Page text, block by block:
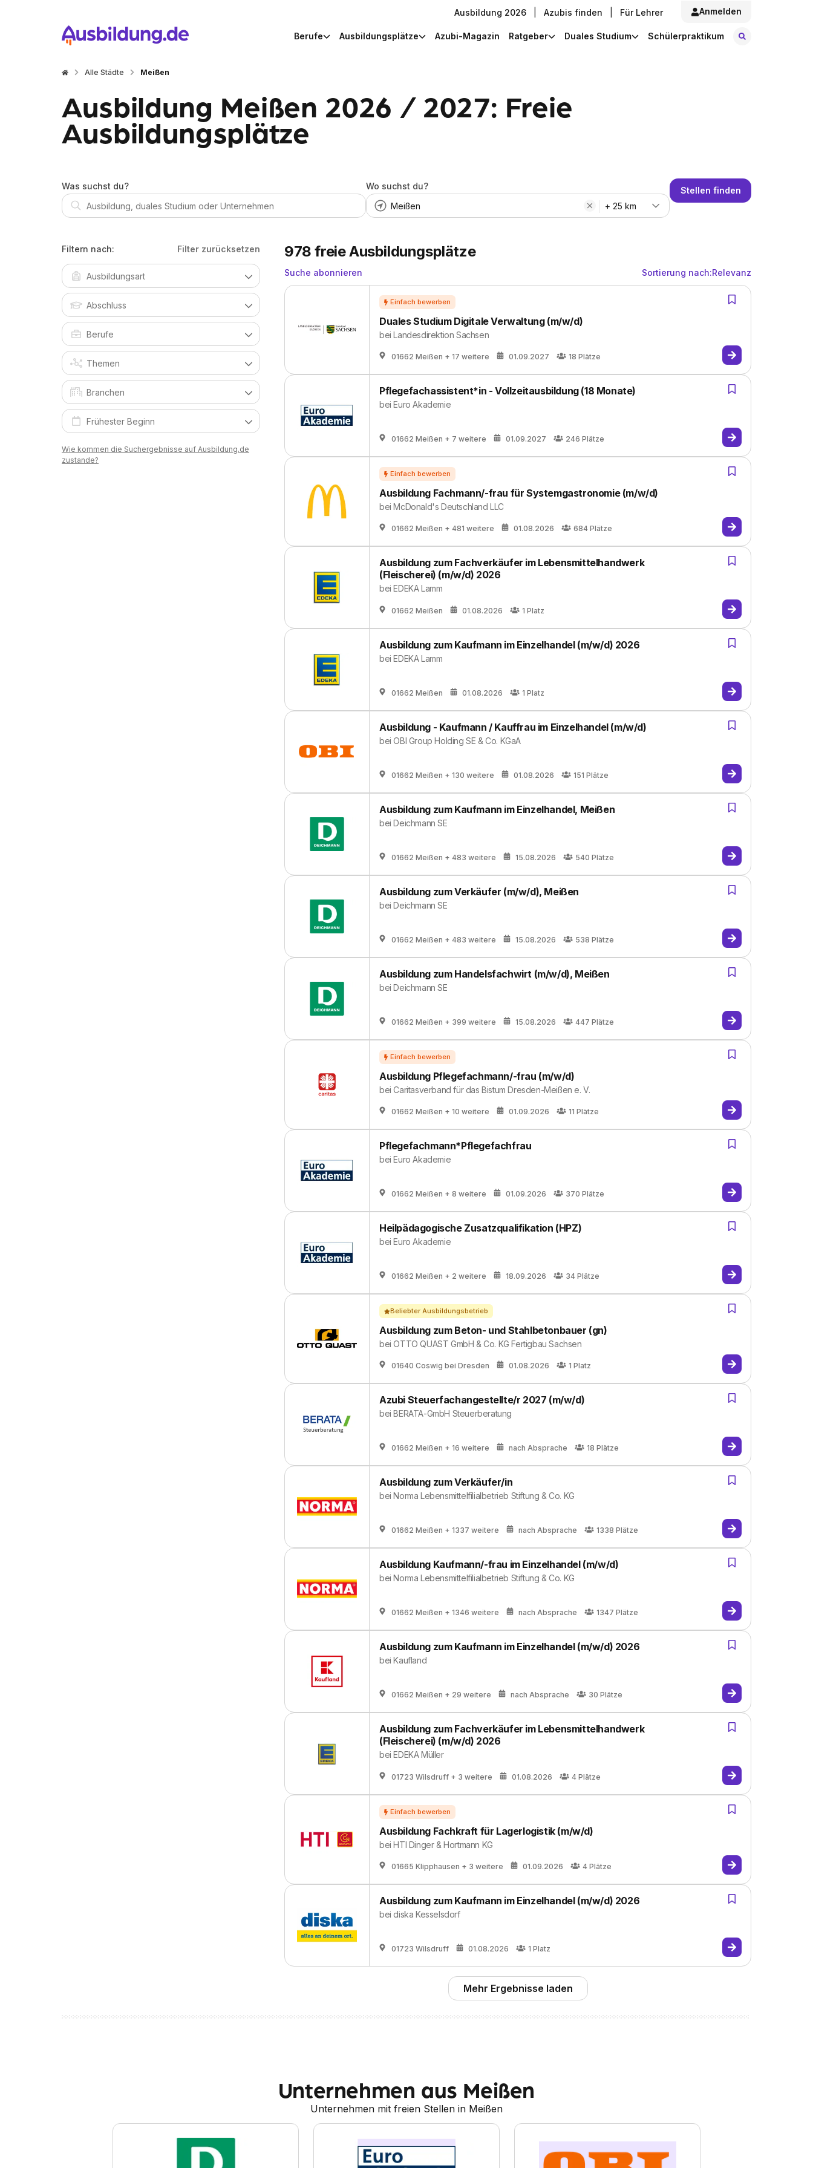
Ausbildung 2026 Azubis finden Für Lehrer Anmelden
Berufe Ausbildungsplätze Azubi-Magazin Ratgeber Duales Studium Schülerpraktikum
Alle Städte Meißen
Ausbildung Meißen 2026 / 2027: Freie
Ausbildungsplätze
Was suchst du?
Wo suchst du?
+ 25 km
Stellen finden
Filtern nach: Filter zurücksetzen
Wie kommen die Suchergebnisse auf Ausbildung.de
zustande?
978 freie Ausbildungsplätze
Suche abonnieren Sortierung nach:Relevanz
Duales Studium Digitale Verwaltung (m/w/d)
beiLandesdirektion Sachsen
01662 Meißen + 17 weitere 01.09.2027 18 Plätze
Pflegefachassistent*in - Vollzeitausbildung (18 Monate)
beiEuro Akademie
01662 Meißen + 7 weitere 01.09.2027 246 Plätze
Ausbildung Fachmann/-frau für Systemgastronomie (m/w/d)
beiMcDonald's Deutschland LLC
01662 Meißen + 481 weitere 01.08.2026 684 Plätze
Ausbildung zum Fachverkäufer im Lebensmittelhandwerk
(Fleischerei) (m/w/d) 2026
beiEDEKA Lamm
01662 Meißen 01.08.2026 1 Platz
Ausbildung zum Kaufmann im Einzelhandel (m/w/d) 2026
beiEDEKA Lamm
01662 Meißen 01.08.2026 1 Platz
Ausbildung - Kaufmann / Kauffrau im Einzelhandel (m/w/d)
beiOBI Group Holding SE & Co. KGaA
01662 Meißen + 130 weitere 01.08.2026 151 Plätze
Ausbildung zum Kaufmann im Einzelhandel, Meißen
beiDeichmann SE
01662 Meißen + 483 weitere 15.08.2026 540 Plätze
Ausbildung zum Verkäufer (m/w/d), Meißen
beiDeichmann SE
01662 Meißen + 483 weitere 15.08.2026 538 Plätze
Ausbildung zum Handelsfachwirt (m/w/d), Meißen
beiDeichmann SE
01662 Meißen + 399 weitere 15.08.2026 447 Plätze
Ausbildung Pflegefachmann/-frau (m/w/d)
beiCaritasverband für das Bistum Dresden-Meißen e. V.
01662 Meißen + 10 weitere 01.09.2026 11 Plätze
Pflegefachmann*Pflegefachfrau
beiEuro Akademie
01662 Meißen + 8 weitere 01.09.2026 370 Plätze
Heilpädagogische Zusatzqualifikation (HPZ)
beiEuro Akademie
01662 Meißen + 2 weitere 18.09.2026 34 Plätze
Ausbildung zum Beton- und Stahlbetonbauer (gn)
beiOTTO QUAST GmbH & Co. KG Fertigbau Sachsen
01640 Coswig bei Dresden 01.08.2026 1 Platz
Beliebter Ausbildungsbetrieb
Azubi Steuerfachangestellte/r 2027 (m/w/d)
beiBERATA-GmbH Steuerberatung
01662 Meißen + 16 weitere nach Absprache 18 Plätze
Ausbildung zum Verkäufer/in
beiNorma Lebensmittelfilialbetrieb Stiftung & Co. KG
01662 Meißen + 1337 weitere nach Absprache 1338 Plätze
Ausbildung Kaufmann/-frau im Einzelhandel (m/w/d)
beiNorma Lebensmittelfilialbetrieb Stiftung & Co. KG
01662 Meißen + 1346 weitere nach Absprache 1347 Plätze
Ausbildung zum Kaufmann im Einzelhandel (m/w/d) 2026
beiKaufland
01662 Meißen + 29 weitere nach Absprache 30 Plätze
Ausbildung zum Fachverkäufer im Lebensmittelhandwerk
(Fleischerei) (m/w/d) 2026
beiEDEKA Müller
01723 Wilsdruff + 3 weitere 01.08.2026 4 Plätze
Ausbildung Fachkraft für Lagerlogistik (m/w/d)
beiHTI Dinger & Hortmann KG
01665 Klipphausen + 3 weitere 01.09.2026 4 Plätze
Ausbildung zum Kaufmann im Einzelhandel (m/w/d) 2026
beidiska Kesselsdorf
01723 Wilsdruff 01.08.2026 1 Platz
Mehr Ergebnisse laden
Unternehmen aus Meißen
Unternehmen mit freien Stellen in Meißen